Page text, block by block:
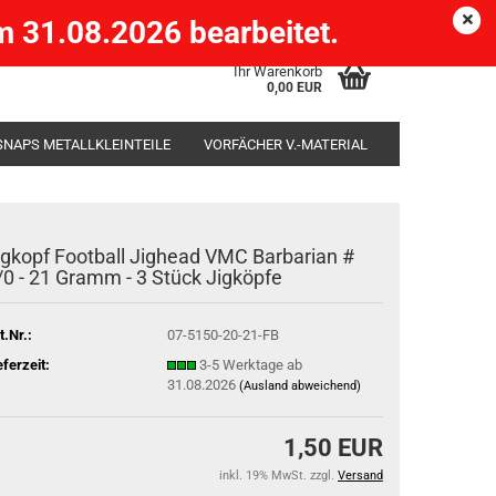
) Kundenlogin
Ihr Warenkorb
0,00 EUR
31.08.2026 bearbeitet.
METALLKLEINTEILE VORFÄCHER V.-MATERIAL
Football Jighead VMC Barbarian #
- 21 Gramm - 3 Stück Jigköpfe
07-5150-20-21-FB
3-5 Werktage ab
31.08.2026 (Ausland abweichend)
1,50 EUR
inkl. 19% MwSt. zzgl. Versand